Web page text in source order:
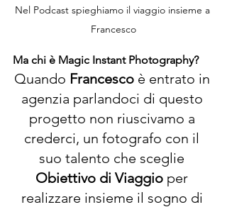
Nel Podcast spieghiamo il viaggio insieme a
Francesco
Ma chi è Magic Instant Photography?
Quando Francesco è entrato in
agenzia parlandoci di questo
progetto non riuscivamo a
crederci, un fotografo con il
suo talento che sceglie
Obiettivo di Viaggio per
realizzare insieme il sogno di